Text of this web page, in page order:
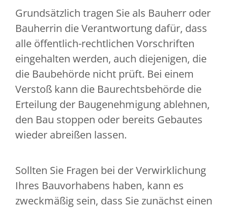
Grundsätzlich tragen Sie als Bauherr oder
Bauherrin die Verantwortung dafür, dass
alle öffentlich-rechtlichen Vorschriften
eingehalten werden, auch diejenigen, die
die Baubehörde nicht prüft. Bei einem
Verstoß kann die Baurechtsbehörde die
Erteilung der Baugenehmigung ablehnen,
den Bau stoppen oder bereits Gebautes
wieder abreißen lassen.
Sollten Sie Fragen bei der Verwirklichung
Ihres Bauvorhabens haben, kann es
zweckmäßig sein, dass Sie zunächst einen